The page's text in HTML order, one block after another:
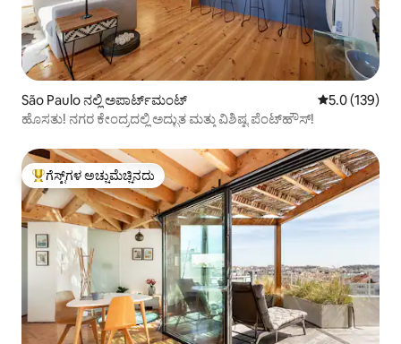
São Paulo ನಲ್ಲಿ ಅಪಾರ್ಟ್‌ಮಂಟ್ 5 ರಲ್ಲಿ 5.0
5.0 (139)
ಹೊಸತು! ನಗರ ಕೇಂದ್ರದಲ್ಲಿ ಅದ್ಭುತ ಮತ್ತು ವಿಶಿಷ್ಟ ಪೆಂಟ್‌ಹೌಸ್!
ಗೆಸ್ಟ್‌ಗಳಿಗೆ ಅತಿ ಹೆಚ್ಚು ಅಚ್ಚುಮೆಚ್ಚಿನದು
ಗೆಸ್ಟ್‌ಗಳ ಅಚ್ಚುಮೆಚ್ಚಿನದು